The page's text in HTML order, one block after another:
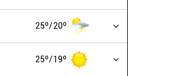
25º 20º
25º 19º